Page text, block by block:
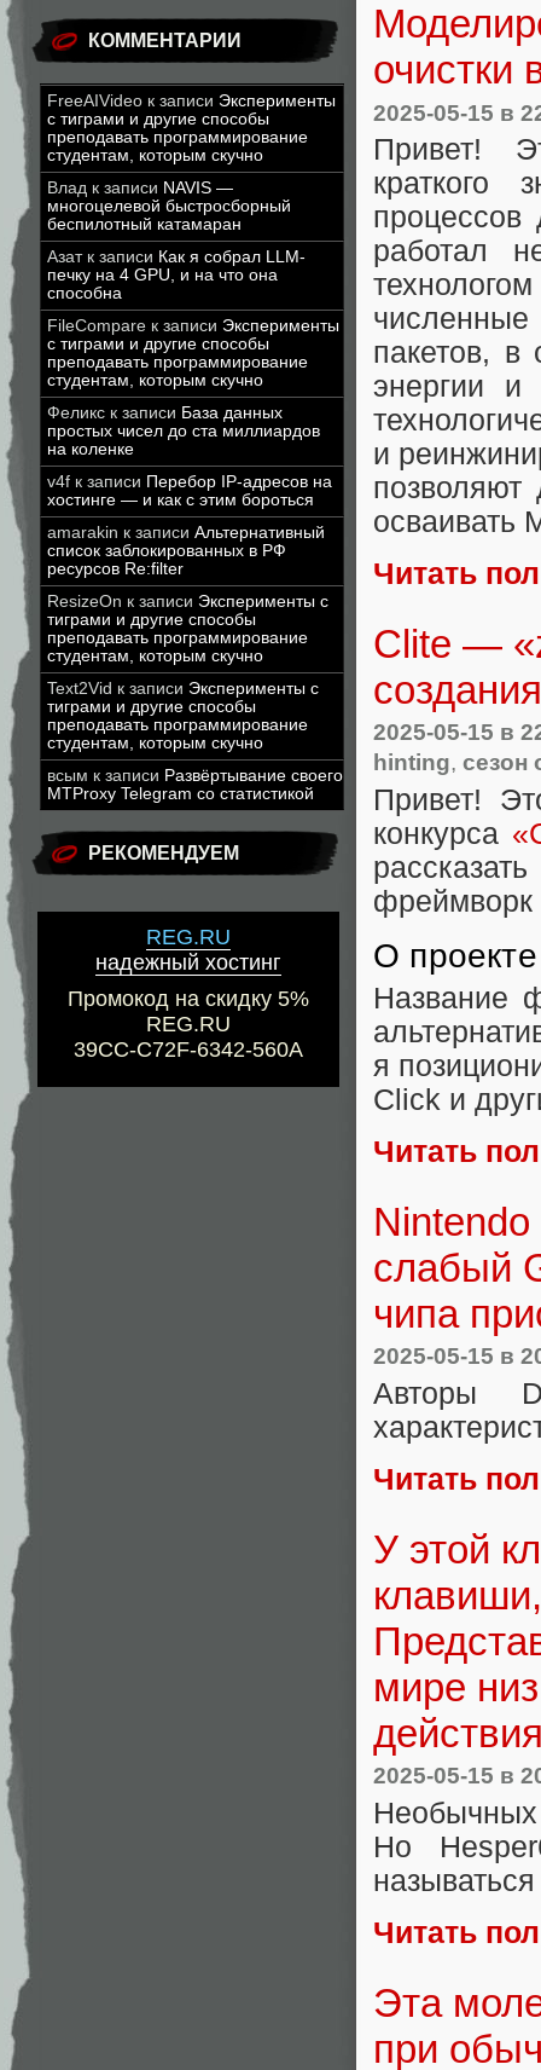
КОММЕНТАРИИ
FreeAIVideo к записи Эксперименты
с тиграми и другие способы
преподавать программирование
студентам, которым скучно
Влад к записи NAVIS —
многоцелевой быстросборный
беспилотный катамаран
Азатк записи Как я собрал LLM-
печку на 4 GPU, и на что она
способна
FileCompare к записи Эксперименты
с тиграми и другие способы
преподавать программирование
студентам, которым скучно
Феликс к записи База данных
простых чисел до ста миллиардов
на коленке
v4f к записи Перебор IP-адресов на
хостинге — и как с этим бороться
amarakin к записи Альтернативный
список заблокированных в РФ
ресурсов Re:filter
ResizeOn к записи Эксперименты с
тиграми и другие способы
преподавать программирование
студентам, которым скучно
Text2Vid к записи Эксперименты с
тиграми и другие способы
преподавать программирование
студентам, которым скучно
всым к записи Развёртывание своего
MTProxy Telegram со статистикой
РЕКОМЕНДУЕМ
REG.RU
надежный хостинг
Промокод на скидку 5%
REG.RU
39CC-C72F-6342-560A
2025-05-15 в
Привет!
краткого
процессов
работал
пакетов, в
энергии и
и
позволяют
осваивать
Читать
Сlite —
2025-05-15 в
hinting, сезон
Привет!
конкурса
фреймворк
О
Название
я
Click и
Читать
слабый
чипа
2025-05-15 в
Авторы
Читать
У этой
мире
2025-05-15 в
Но
Читать
Эта
при